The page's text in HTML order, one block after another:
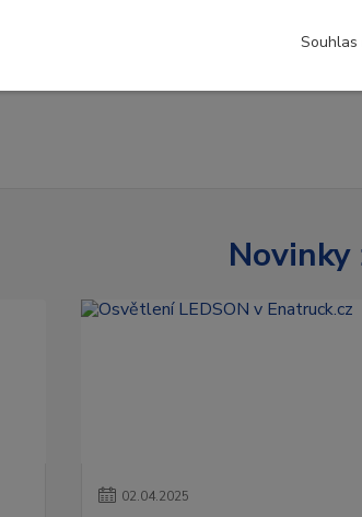
Novinky
02.04.2025